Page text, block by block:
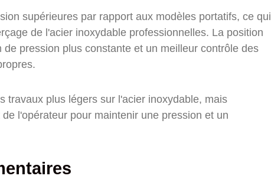
supérieures par rapport aux modèles portatifs, ce qui
de l'acier inoxydable professionnelles. La position
pression plus constante et un meilleur contrôle des
travaux plus légers sur l'acier inoxydable, mais
l'opérateur pour maintenir une pression et un